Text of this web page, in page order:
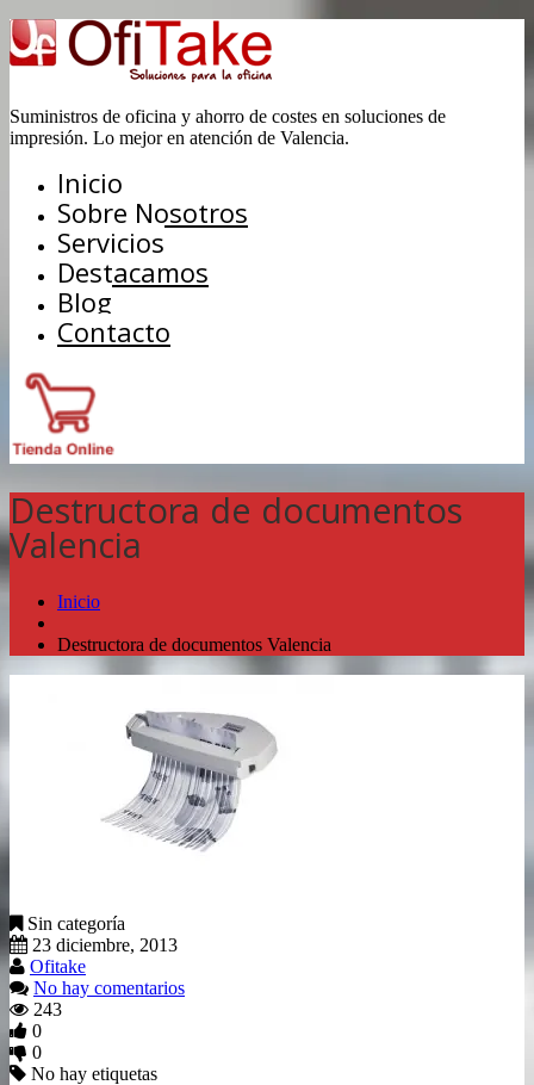
Suministros de oficina y ahorro de costes en soluciones de
impresión. Lo mejor en atención de Valencia.
Inicio
Sobre Nosotros
Servicios
Destacamos
Blog
Contacto
Destructora de documentos
Valencia
Inicio
Destructora de documentos Valencia
Sin categoría
23 diciembre, 2013
Ofitake
No hay comentarios
243
0
0
No hay etiquetas